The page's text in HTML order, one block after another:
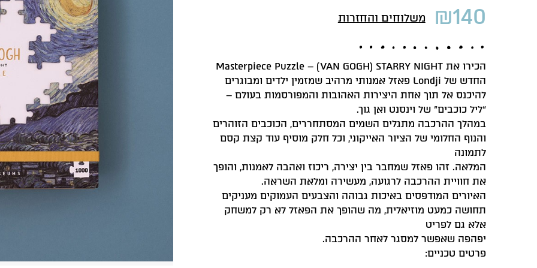
₪140 משלוחים והחזרות
הכירו את Masterpiece Puzzle – (VAN GOGH) STARRY NIGHT
החדש של Londji פאזל אמנותי מרהיב שמזמין ילדים ומבוגרים
להיכנס אל תוך אחת היצירות האהובות והמפורסמות בעולם –
“ליל כוכבים” של וינסנט ואן גוך.
במהלך ההרכבה מתגלים השמים המסתחררים, הכוכבים הזוהרים
והנוף החלומי של הציור האייקוני, וכל חלק מוסיף עוד קצת קסם
לתמונה
המלאה. זהו פאזל שמחבר בין יצירה, ריכוז ואהבה לאמנות, והופך
את חוויית ההרכבה לרגועה, מעשירה ומלאת השראה.
האיורים המודפסים באיכות גבוהה והצבעים העמוקים מעניקים
תחושה כמעט מוזיאלית, מה שהופך את הפאזל לא רק למשחק
אלא גם לפריט
יפהפה שאפשר למסגר לאחר ההרכבה.
פרטים טכניים: